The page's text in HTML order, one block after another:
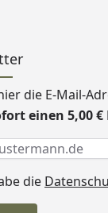
die E-Mail-
einen 5,00
erforderlich
die